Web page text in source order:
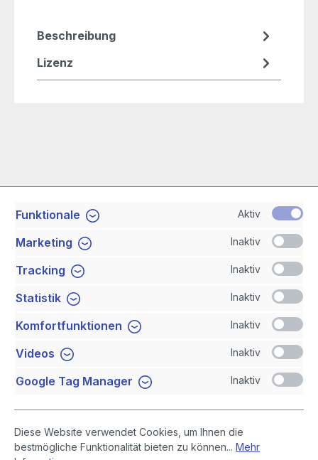
Beschreibung
Lizenz
Service-Hotline
Shop Service
Newsletter
Funktionale Aktiv
Marketing Inaktiv
Tracking Inaktiv
Statistik Inaktiv
Komfortfunktionen Inaktiv
Videos Inaktiv
Google Tag Manager Inaktiv
Diese Website verwendet Cookies, um Ihnen die
bestmögliche Funktionalität bieten zu können... Mehr